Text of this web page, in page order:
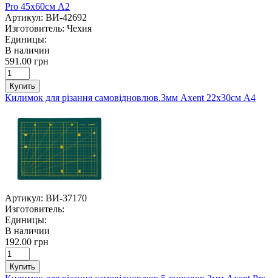
Pro 45х60cм А2
Артикул: ВИ-42692
Изготовитель: Чехия
Единицы:
В наличии
591.00 грн
Купить
Килимок для різання самовідновлюв.3мм Axent 22х30cм А4
Артикул: ВИ-37170
Изготовитель:
Единицы:
В наличии
192.00 грн
Купить